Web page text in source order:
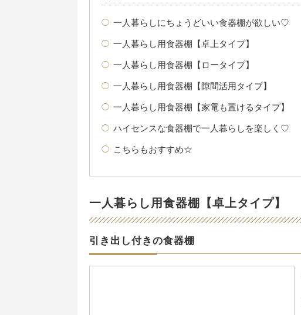
一人暮らしにちょうどいい食器棚が欲しい♡
一人暮らし用食器棚【卓上タイプ】
一人暮らし用食器棚【ロータイプ】
一人暮らし用食器棚【隙間活用タイプ】
一人暮らし用食器棚【家電も置けるタイプ】
ハイセンスな食器棚で一人暮らしを楽しく♡
こちらもおすすめ☆
一人暮らし用食器棚【卓上タイプ】
引き出し付きの食器棚